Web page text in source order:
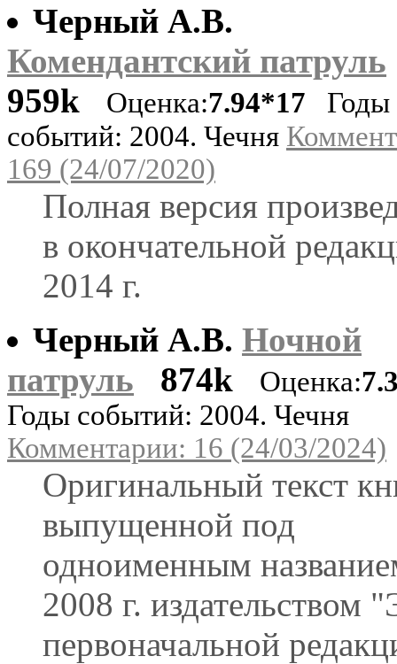
Черный А.В.
Комендантский патруль
959k
Оценка:7.94*17 Годы
событий: 2004. Чечня
169 (24/07/2020)
Полная версия
в окончательной
2014 г.
Черный А.В. Ночной
патруль
874k Оценка:
Годы событий: 2004. Чечня
Комментарии: 16 (24/03/2024)
Оригинальный текст
выпущенной под
одноименным
2008 г. издательством
первоначальной